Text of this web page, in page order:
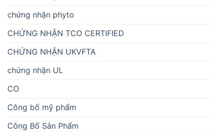
chứng nhận phyto
CHỨNG NHẬN TCO CERTIFIED
CHỨNG NHẬN UKVFTA
chứng nhận UL
CO
Công bố mỹ phẩm
Công Bố Sản Phẩm